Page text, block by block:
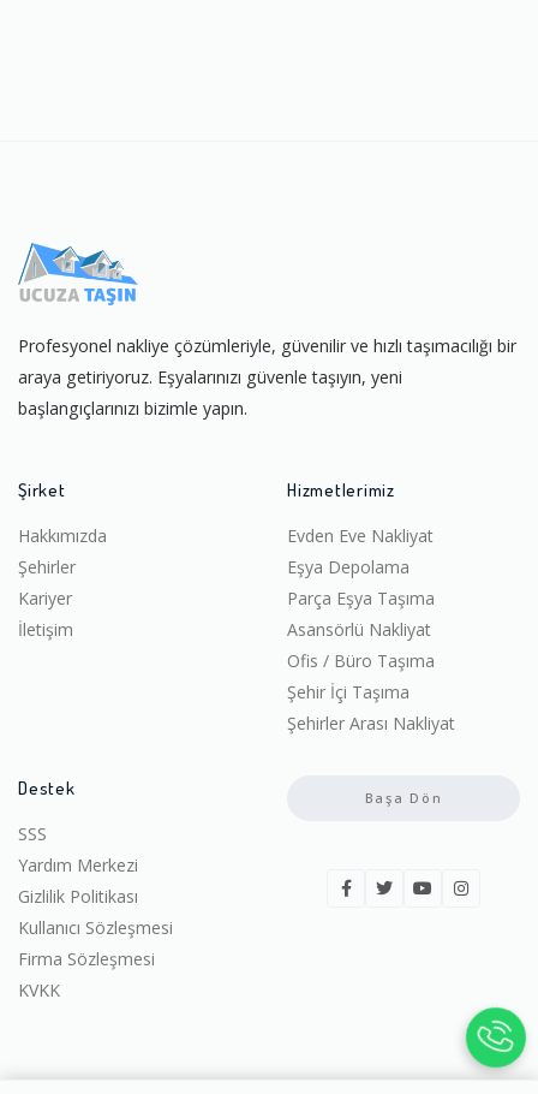
Profesyonel nakliye çözümleriyle, güvenilir ve hızlı taşımacılığı bir
araya getiriyoruz. Eşyalarınızı güvenle taşıyın, yeni
başlangıçlarınızı bizimle yapın.
Şirket
Hakkımızda
Şehirler
Kariyer
İletişim
Hizmetlerimiz
Evden Eve Nakliyat
Eşya Depolama
Parça Eşya Taşıma
Asansörlü Nakliyat
Ofis / Büro Taşıma
Şehir İçi Taşıma
Şehirler Arası Nakliyat
Destek
SSS
Yardım Merkezi
Gizlilik Politikası
Kullanıcı Sözleşmesi
Firma Sözleşmesi
KVKK
Başa Dön